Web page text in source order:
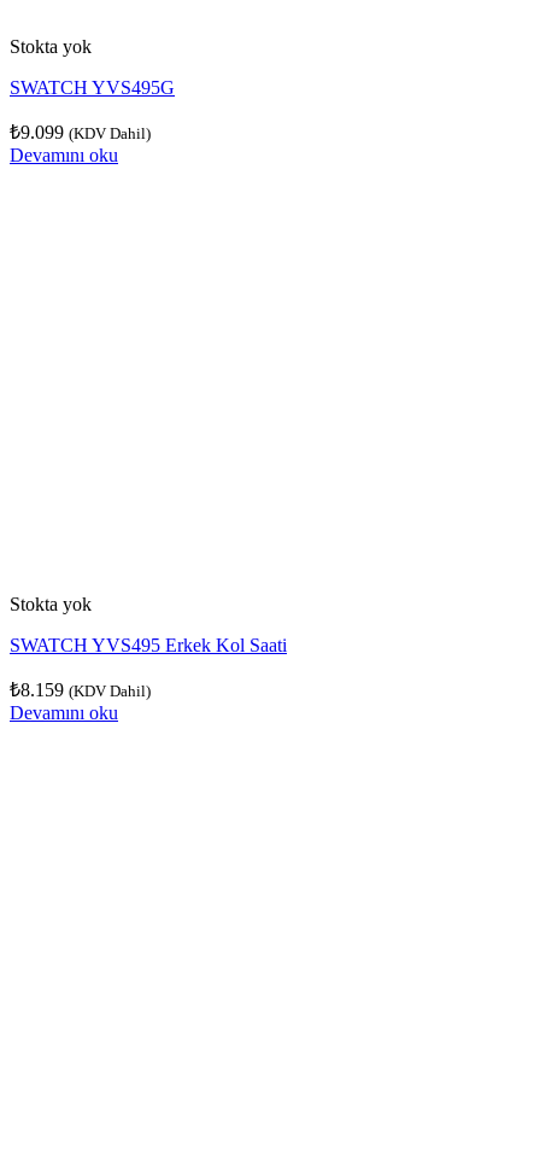
Stokta yok
SWATCH YVS495G
₺9.099 (KDV Dahil)
Devamını oku
Stokta yok
SWATCH YVS495 Erkek Kol Saati
₺8.159 (KDV Dahil)
Devamını oku